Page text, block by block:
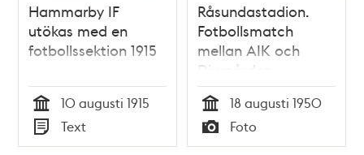
Hammarby IF
utökas med en
fotbollssektion 1915
Tid
10 augusti 1915
Typ
Text
Råsundastadion.
Fotbollsmatch
mellan AIK och
Djurgården
Tid
18 augusti 1950
Typ
Foto